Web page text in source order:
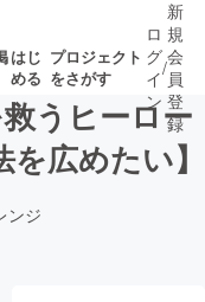
はじ
める
プロジェクト
をさがす
クト
ロ
グ
イ
ン
/
新
規
会
員
登
録
うヒーロー
広めたい】
ンジ